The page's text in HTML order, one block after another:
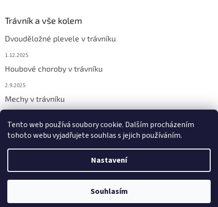
Tento web používá soubory cookie. Dalším procházením
tohoto webu vyjadřujete souhlas s jejich používáním.
Nastavení
Souhlasím
Trávník a vše kolem
Dvouděložné plevele v trávníku
1.12.2025
Houbové choroby v trávníku
2.9.2025
Mechy v trávníku
Copyright 2026Chemicor. Všechna práva vyhrazena.Upravit
nastavení cookies